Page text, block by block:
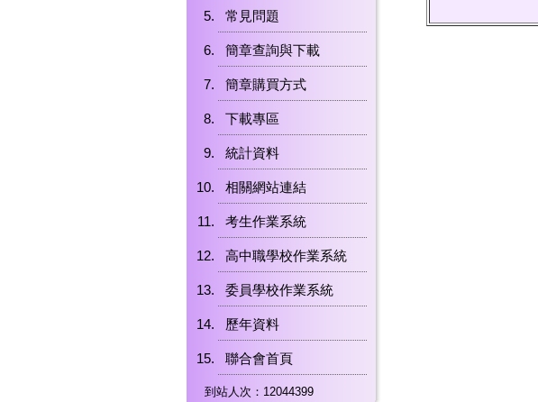
常見問題
簡章查詢與下載
簡章購買方式
下載專區
統計資料
相關網站連結
考生作業系統
高中職學校作業系統
委員學校作業系統
歷年資料
聯合會首頁
到站人次：12044399